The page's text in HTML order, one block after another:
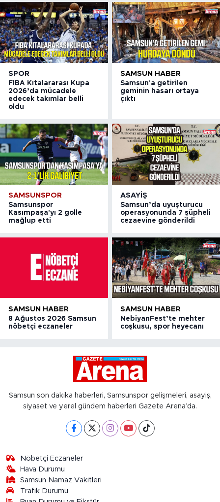
SPOR
FIBA Kıtalararası Kupa
2026’da mücadele
edecek takımlar belli
oldu
SAMSUN HABER
Samsun'a getirilen
geminin hasarı ortaya
çıktı
SAMSUNSPOR
Samsunspor
Kasımpaşa'yı 2 golle
mağlup etti
ASAYIŞ
Samsun’da uyuşturucu
operasyonunda 7 şüpheli
cezaevine gönderildi
SAMSUN HABER
8 Ağustos 2026 Samsun
nöbetçi eczaneler
SAMSUN HABER
NebiyanFest’te mehter
coşkusu, spor heyecanı
Samsun son dakika haberleri, Samsunspor gelişmeleri, asayiş,
siyaset ve yerel gündem haberleri Gazete Arena’da.
Nöbetçi Eczaneler
Hava Durumu
Samsun Namaz Vakitleri
Trafik Durumu